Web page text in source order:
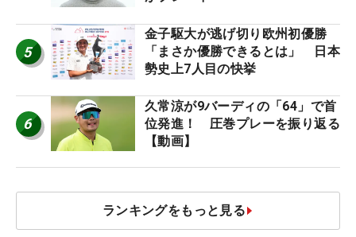
5
金子駆大が逃げ切り欧州初優勝
「まさか優勝できるとは」 日本
勢史上7人目の快挙
6
久常涼が9バーディの「64」で首
位発進！ 圧巻プレーを振り返る
【動画】
ランキングをもっと見る